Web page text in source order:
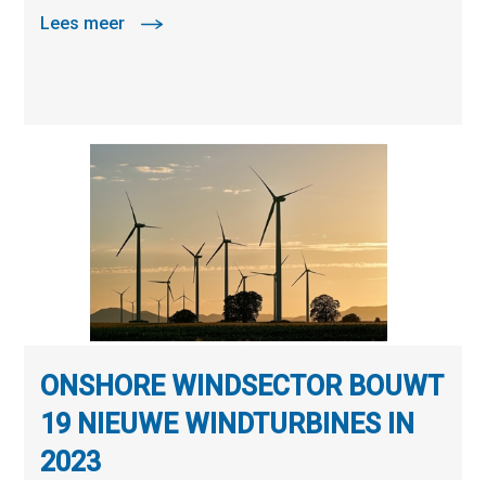
Lees meer
ONSHORE WINDSECTOR BOUWT
19 NIEUWE WINDTURBINES IN
2023